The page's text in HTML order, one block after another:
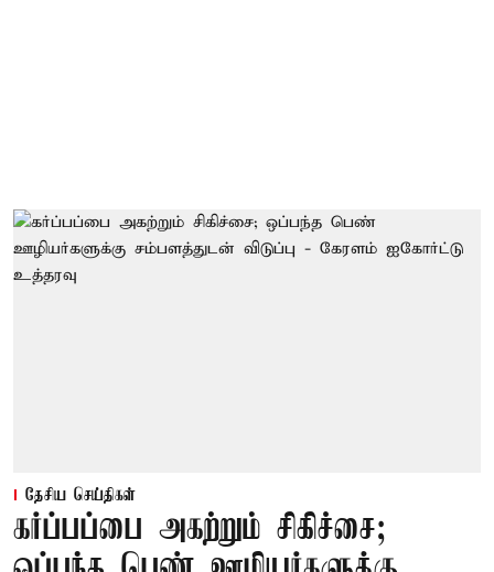
தேசிய செய்திகள்
கர்ப்பப்பை அகற்றும் சிகிச்சை;